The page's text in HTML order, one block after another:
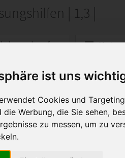
ist uns
Cookies und
Werbung, die Sie sehen,
zu messen, um zu
| 1,3 |
verkaufen
Hochschule
ILS GrEl 2 Lösungshilfen |
Ich verkaufe hier eine
der Note 1,3.